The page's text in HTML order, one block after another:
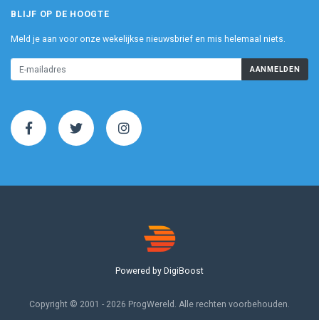
BLIJF OP DE HOOGTE
Meld je aan voor onze wekelijkse nieuwsbrief en mis helemaal niets.
AANMELDEN
Powered by DigiBoost
Copyright © 2001 - 2026 ProgWereld. Alle rechten voorbehouden.